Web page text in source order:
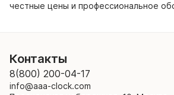
честные цены и профессиональное
Контакты
8(800) 200-04-17
info@aaa-clock.com